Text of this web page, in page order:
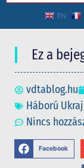
EN
Ez a
vdtablog.hu
Háború
Nincs
Facebook